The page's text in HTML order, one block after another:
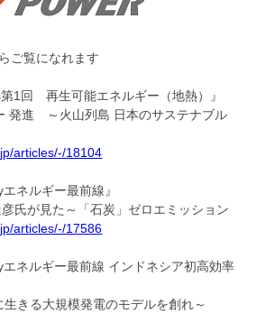
ご覧になれます
1回 再生可能エネルギー（地熱）』
発進 ～火山列島 日本のサステナブル
articles/-/18104
ネルギー最前線』
氏が見た～「石炭」ゼロエミッション
articles/-/17586
ネルギー最前線 インドネシア初高効率
きる大規模発電のモデルを創れ～